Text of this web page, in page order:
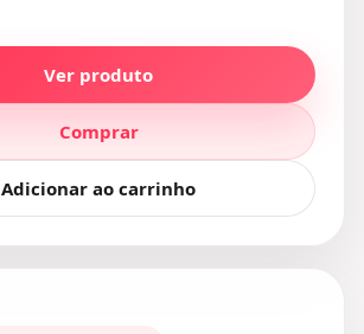
Ver produto
Comprar
Adicionar ao carrinho